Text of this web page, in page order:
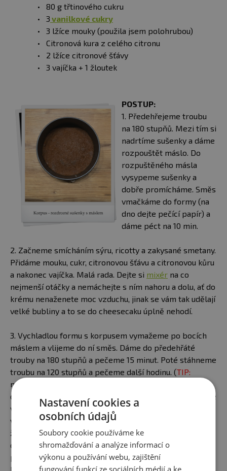
80 g třtinového cukru
3 vanilkové cukry
3 lžíce mouky (použila jsem polohrubou)
Citronová kura z celého citronu
2 lžíce citronové šťávy
3 vajíčka + 1 žloutek
POSTUP:
1. Předehřejeme troubu
na 180 stupňů. Mezi tím si
nadrtíme sušenky a dáme
rozpouštět máslo. Do
rozpuštěného másla
vysypeme sušenky a
dobře promícháme. Směs
vmačkáme do formy (na
dno dejte pečící papír) a
dáme péct na 10 min.
2. Začneme smícháním sýru, ricotty a zakysané smetany.
Přidáme mouku, cukr, citronovou šťávu a citronovou kůru
a nakonec vajíčka. Malá rada. Dejte si mixér na co
nejmenší otáčky a nemáchejte s ním nahoru a dolu, ať do
krému nenaženete moc vzduchu, jinak se vám tak udělají
velké bubliny a to se do cheesecaku úplně nehodí.
3. Vychladlou formu s korpusem vymažeme po bocích
máslem a vlijeme do ní směs. Dáme do předehřáté
trouby na 180 stupňů a pečeme 15 minut. Poté stáhneme
troubu na 120 stupňů a pečeme další hodinu. (TIP:
můžeze dát společně do trouby nádobu s vodou nebo
dát formu na něco na plech a podlít jí vodou, cheesecake
vám tak 100% nepopraská). Když poté zaklepete
vidličkou na formu, hmota se pořád lehce třese jako
želé. Vypneme troubu, potevřeme dveře a necháme tam
cheesecake ještě tak 30 minut. Střed dortu by se měl
pořád trochu třepat, jako pudink. Pokud ho přepečete,
Nastavení cookies a
osobních údajů
Soubory cookie používáme ke
shromažďování a analýze informací o
výkonu a používání webu, zajištění
fungování funkcí ze sociálních médií a ke